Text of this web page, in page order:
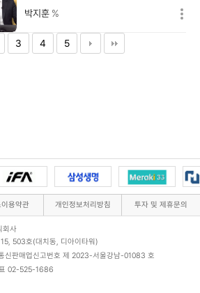
박지훈 %
3 4 5
용약관 개인정보처리방침 투자 및 제휴문의
회사
503호(대치동, 디아이타워)
신판매업신고번호 제 2023-서울강남-01083 호
02-525-1686